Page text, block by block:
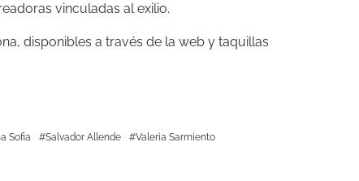
vinculadas al exilio.
disponibles a través de la web y taquillas
Sofia Salvador Allende Valeria Sarmiento